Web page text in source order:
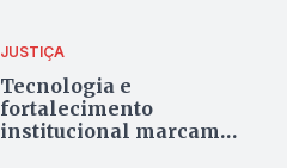
JUSTIÇA
Tecnologia e
fortalecimento
institucional marcam